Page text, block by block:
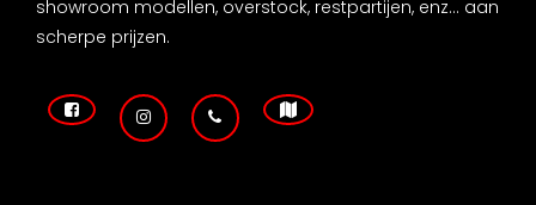
showroom modellen, overstock, restpartijen, enz... aan
scherpe prijzen.